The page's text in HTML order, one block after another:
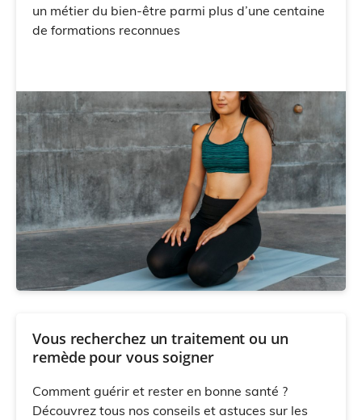
un métier du bien-être parmi plus d’une centaine
de formations reconnues
Vous recherchez un traitement ou un
remède pour vous soigner
Comment guérir et rester en bonne santé ?
Découvrez tous nos conseils et astuces sur les